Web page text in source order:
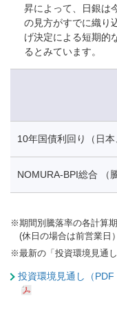
昇によって、日銀は
の見方がすでに織り
げ決定による短期的
るとみています。
10年国債利回り（日本
NOMURA-BPI総合 （
※期間別騰落率の各計算
(休日の場合は前営業日
※最新の「投資環境見通
投資環境見通し（PDF